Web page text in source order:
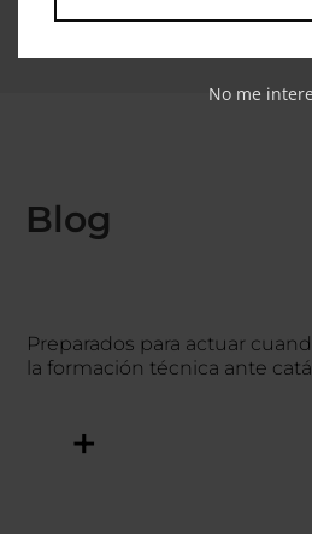
Blog
Preparados para actuar
la formación técnica ante
+
No me